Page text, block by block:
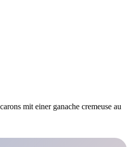
mit einer ganache cremeuse au